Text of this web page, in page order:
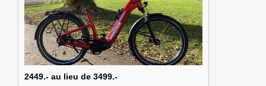
2449.- au lieu de 3499.-